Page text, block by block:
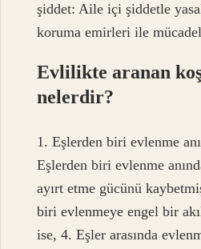
şiddet: Aile içi şiddetle
koruma emirleri ile
Evlilikte aranan
nelerdir?
1. Eşlerden biri evlenme
Eşlerden biri evlenme
ayırt etme gücünü
biri evlenmeye engel bir
ise, 4. Eşler arasında